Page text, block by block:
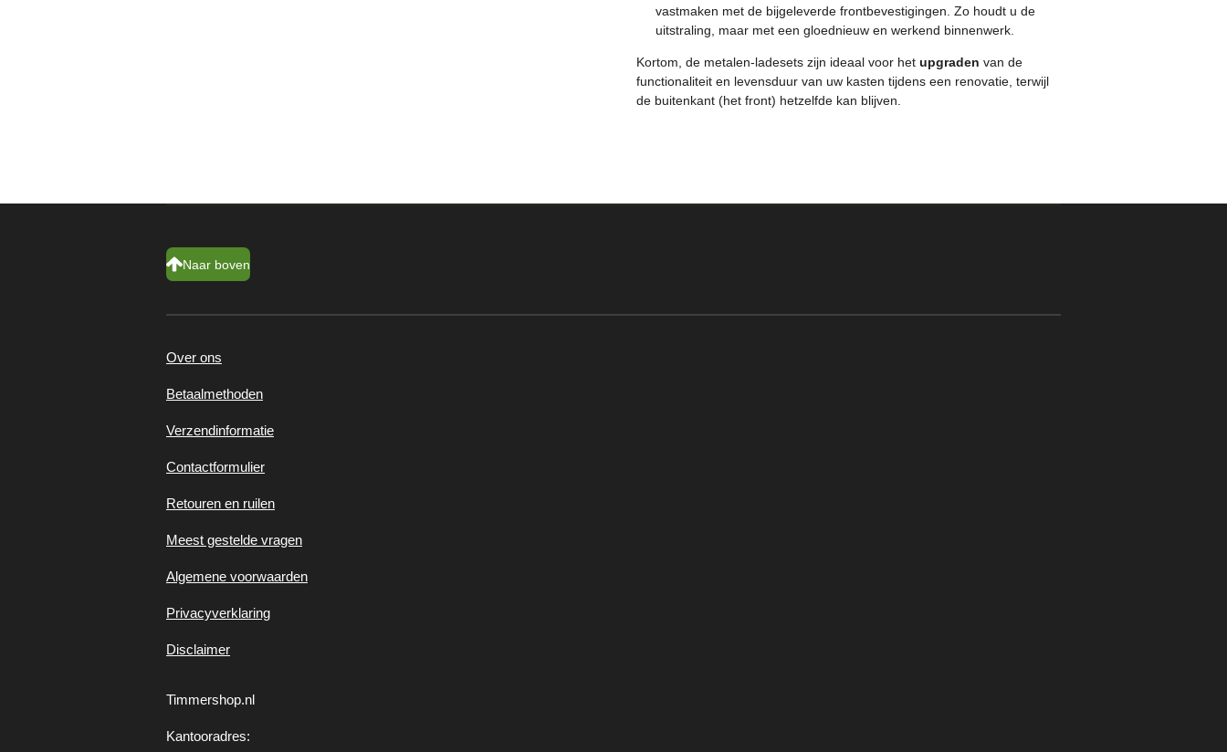
vastmaken met de bijgeleverde frontbevestigingen. Zo houdt u de
uitstraling, maar met een gloednieuw en werkend binnenwerk.
Kortom, de metalen-ladesets zijn ideaal voor het upgraden van de
functionaliteit en levensduur van uw kasten tijdens een renovatie, terwijl
de buitenkant (het front) hetzelfde kan blijven.
Naar boven
Over ons
Betaalmethoden
Verzendinformatie
Contactformulier
Retouren en ruilen
Meest gestelde vragen
Algemene voorwaarden
Privacyverklaring
Disclaimer
Timmershop.nl
Kantooradres: